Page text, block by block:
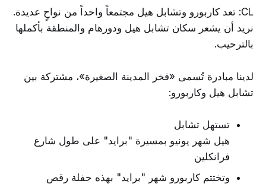
CL: تعد كاربورو وتشابل هيل مجتمعاً واحداً من نواحٍ عديدة.
نريد أن يشعر سكان تشابل هيل ودورهام والمنطقة بأكملها
بالترحيب.
لدينا مبادرة تُسمى «فخر المدينة الصغيرة»، مشتركة بين
تشابل هيل وكاربورو:
تستهل تشابل
هيل شهر يونيو بمسيرة "برايد" على طول شارع
فرانكلين
وتختتم كاربورو شهر "برايد" بهذه حفلة رقص